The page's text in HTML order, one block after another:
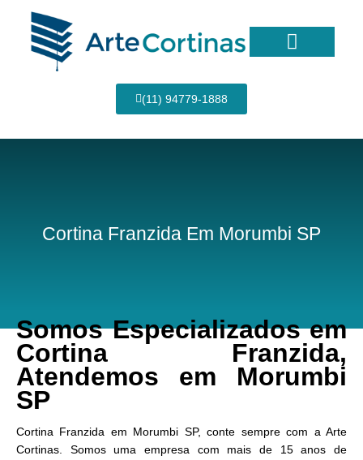
conteúdo
(11) 94779-1888
Cortina Franzida Em Morumbi SP
Somos Especializados em
Cortina Franzida,
Atendemos em Morumbi
SP
Cortina Franzida em Morumbi SP, conte sempre com a Arte
Cortinas. Somos uma empresa com mais de 15 anos de